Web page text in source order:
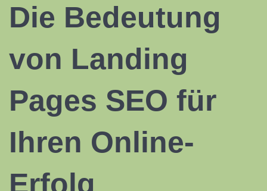
Die Bedeutung
von Landing
Pages SEO für
Ihren Online-
Erfolg